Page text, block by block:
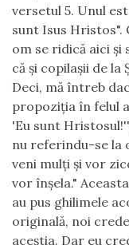
versetul 5. Unul
sunt Isus Hristos".
om se ridică aici şi
că şi copilaşii de la
Deci, mă întreb
propoziţia în felul
'Eu sunt
nu referindu-se la
veni mulţi şi vor
vor înşela."
au pus ghilimele
originală, noi
aceştia. Dar eu